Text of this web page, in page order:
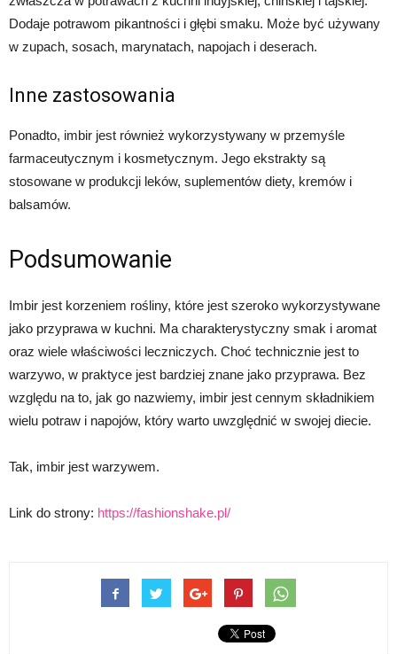
Dodaje potrawom pikantności i głębi smaku. Może być używany
w zupach, sosach, marynatach, napojach i deserach.
Inne zastosowania
Ponadto, imbir jest również wykorzystywany w przemyśle
farmaceutycznym i kosmetycznym. Jego ekstrakty są
stosowane w produkcji leków, suplementów diety, kremów i
balsamów.
Podsumowanie
Imbir jest korzeniem rośliny, które jest szeroko wykorzystywane
jako przyprawa w kuchni. Ma charakterystyczny smak i aromat
oraz wiele właściwości leczniczych. Choć technicznie jest to
warzywo, w praktyce jest bardziej znane jako przyprawa. Bez
względu na to, jak go nazwiemy, imbir jest cennym składnikiem
wielu potraw i napojów, który warto uwzględnić w swojej diecie.
Tak, imbir jest warzywem.
Link do strony: https://fashionshake.pl/